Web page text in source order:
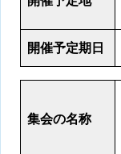
開催予定期日
集会の名称